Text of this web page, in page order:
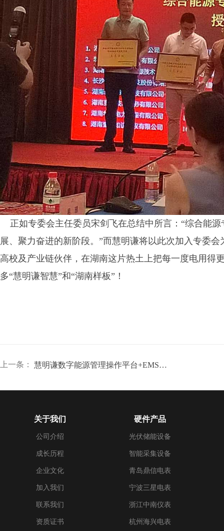
正如专委会主任委员宋剑飞在总结中所言： “综合能
展、聚力奋进的新阶段。”而慧明谦将以此次加入专委
高校及产业链伙伴，在湖南这片热土上把每一度电用得
多“慧明谦智慧”和“湖南样板”！
上一条： 慧明谦数字能源管理操作平台+EMS双擎亮相EESA储能展
关于我们
公司介绍
成长历程
企业文化
加入我们
联系我们
资质证书
硬件产品
光伏储能设备
智能采集设备
青岛鼎信电表
宁波三星电表
浙江中南仪表
杭州海兴电表